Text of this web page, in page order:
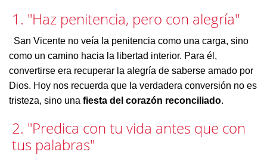
1. "Haz penitencia, pero con alegría"
San Vicente no veía la penitencia como una carga, sino
como un camino hacia la libertad interior. Para él,
convertirse era recuperar la alegría de saberse amado por
Dios. Hoy nos recuerda que la verdadera conversión no es
tristeza, sino una fiesta del corazón reconciliado.
2. "Predica con tu vida antes que con
tus palabras"